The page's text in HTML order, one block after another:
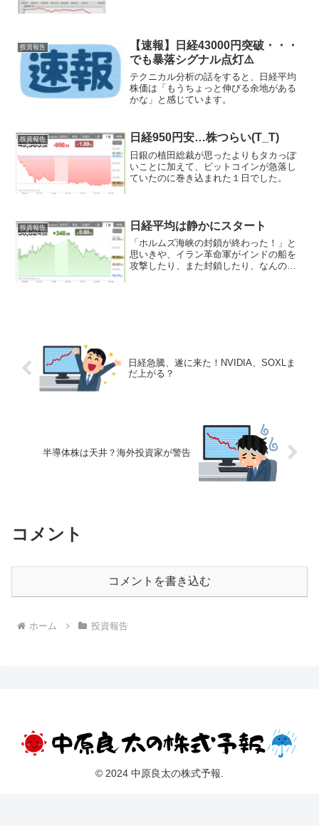
投資報告
【速報】日経43000円突破・・・
でも暴落シグナル点灯⚠️
テクニカル分析の話をすると、日経平均
株価は「もうちょっと伸びる余地がある
かな」と感じています。
投資報告 日経950円安…株つらい(T_T)
日銀の植田総裁が思ったよりもタカっぽ
いことに加えて、ビットコインが急落し
ていたのに巻き込まれた１日でした。
投資報告 日経平均は静かにスタート
「ホルムズ海峡の封鎖が終わった！」と
思いきや、イラン革命軍がインドの船を
攻撃したり、また封鎖したり、なんのこ
日経急騰、遂に来た！NVIDIA、SOXLま
だ上がる？
半導体株は天井？海外投資家が警告
コメント
コメントを書き込む
ホーム 投資報告
© 2024 中原良太の株式予報.